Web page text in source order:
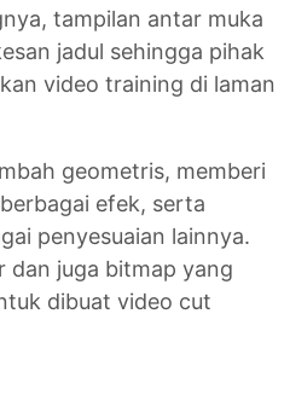
tampilan antar muka
jadul sehingga pihak
video training di laman
geometris, memberi
efek, serta
penyesuaian lainnya.
dan juga bitmap yang
dibuat video cut